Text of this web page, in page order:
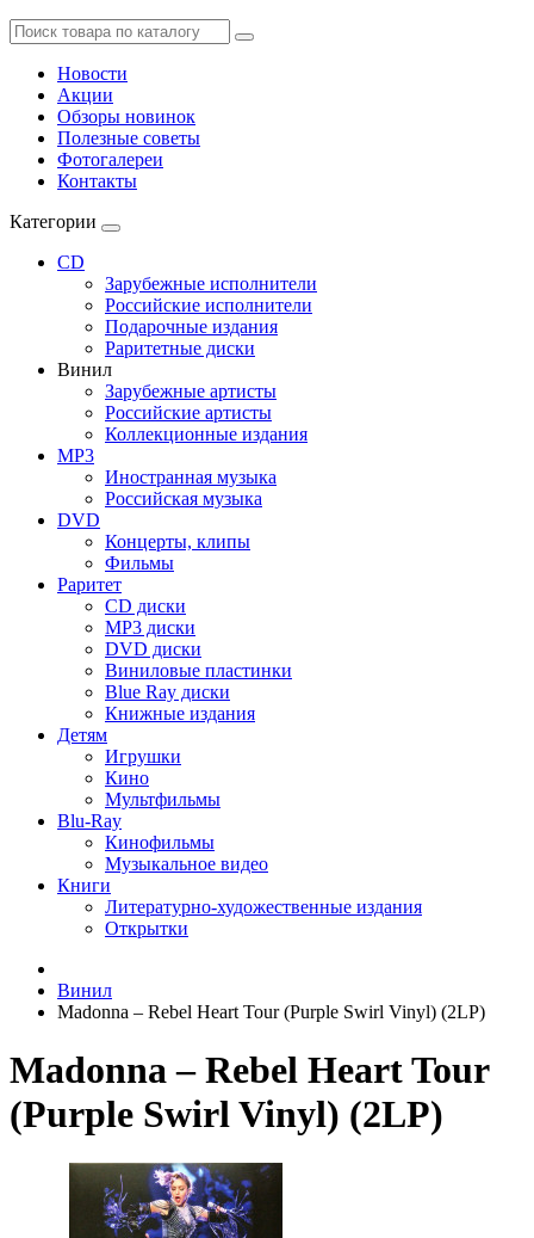
Новости
Акции
Обзоры новинок
Полезные советы
Фотогалереи
Контакты
Категории
CD
Зарубежные исполнители
Российские исполнители
Подарочные издания
Раритетные диски
Винил
Зарубежные артисты
Российские артисты
Коллекционные издания
MP3
Иностранная музыка
Российская музыка
DVD
Концерты, клипы
Фильмы
Раритет
CD диски
MP3 диски
DVD диски
Виниловые пластинки
Blue Ray диски
Книжные издания
Детям
Игрушки
Кино
Мультфильмы
Blu-Ray
Кинофильмы
Музыкальное видео
Книги
Литературно-художественные издания
Открытки
Винил
Madonna – Rebel Heart Tour (Purple Swirl Vinyl) (2LP)
Madonna – Rebel Heart Tour
(Purple Swirl Vinyl) (2LP)